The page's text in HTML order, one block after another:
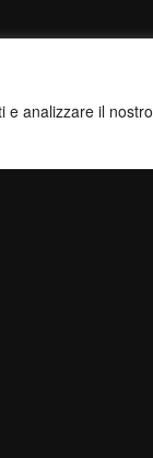
e analizzare il nostro